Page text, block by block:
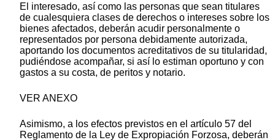
El interesado, así como las personas que sean titulares
de cualesquiera clases de derechos o intereses sobre los
bienes afectados, deberán acudir personalmente o
representados por persona debidamente autorizada,
aportando los documentos acreditativos de su titularidad,
pudiéndose acompañar, si así lo estiman oportuno y con
gastos a su costa, de peritos y notario.
VER ANEXO
Asimismo, a los efectos previstos en el artículo 57 del
Reglamento de la Ley de Expropiación Forzosa, deberán